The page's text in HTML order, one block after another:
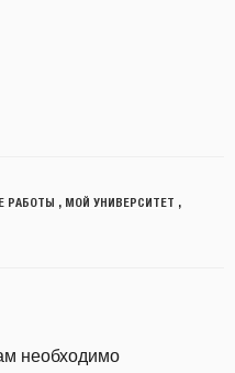
РАБОТЫ , МОЙ УНИВЕРСИТЕТ ,
необходимо